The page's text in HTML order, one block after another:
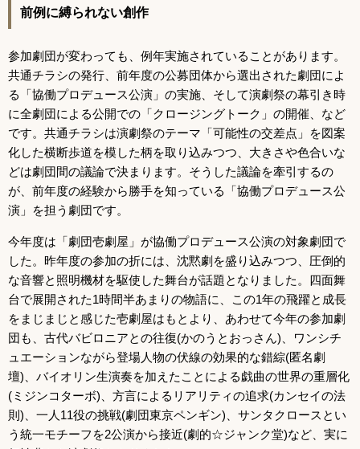
前例に縛られない創作
参加劇団が変わっても、例年実施されていることがあります。
共通チラシの発行、前年度の公募団体から選出された劇団によ
る「協働プロデュース公演」の実施、そして演劇祭の幕引き時
に全劇団による公開での「クロージングトーク」の開催、など
です。共通チラシは演劇祭のテーマ「可能性の交差点」を図案
化した横断歩道を模した柄を取り込みつつ、大きさや色合いな
どは劇団間の議論で決まります。そうした議論を牽引するの
が、前年度の経験から勝手を知っている「協働プロデュース公
演」を担う劇団です。
今年度は「劇団壱劇屋」が協働プロデュース公演の対象劇団で
した。昨年度の参加の折には、沈黙劇を盛り込みつつ、圧倒的
な音響と照明機材を駆使した舞台が話題となりました。四面舞
台で展開された1時間半あまりの物語に、この1年の飛躍と成長
をまじまじと感じた壱劇屋はもとより、あわせて今年の参加劇
団も、古代バビロニアとの往復(かのうとおっさん)、ワンシチ
ュエーションながら登場人物の伏線の効果的な錯綜(匿名劇
壇)、バイオリン生演奏を加えたことによる戯曲の世界の重層化
(ミジンコターボ)、方言によるリアリティの追求(カンセイの法
則)、一人11役の挑戦(劇団東京ペンギン)、サンタクロースとい
う統一モチーフを2公演から接近(劇的☆ジャンク堂)など、実に